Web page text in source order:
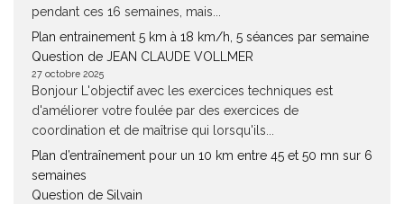
pendant ces 16 semaines, mais...
Plan entrainement 5 km à 18 km/h, 5 séances par semaine
Question de JEAN CLAUDE VOLLMER
27 octobre 2025
Bonjour L'objectif avec les exercices techniques est
d'améliorer votre foulée par des exercices de
coordination et de maîtrise qui lorsqu'ils...
Plan d’entraînement pour un 10 km entre 45 et 50 mn sur 6
semaines
Question de Silvain